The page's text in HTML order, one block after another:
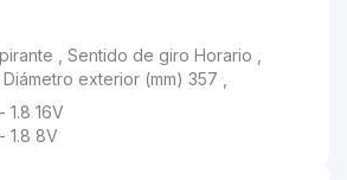
Horario , Potencia (W) 240 , Diámetro exterior (mm) 357 ,
16V
1.8 8V